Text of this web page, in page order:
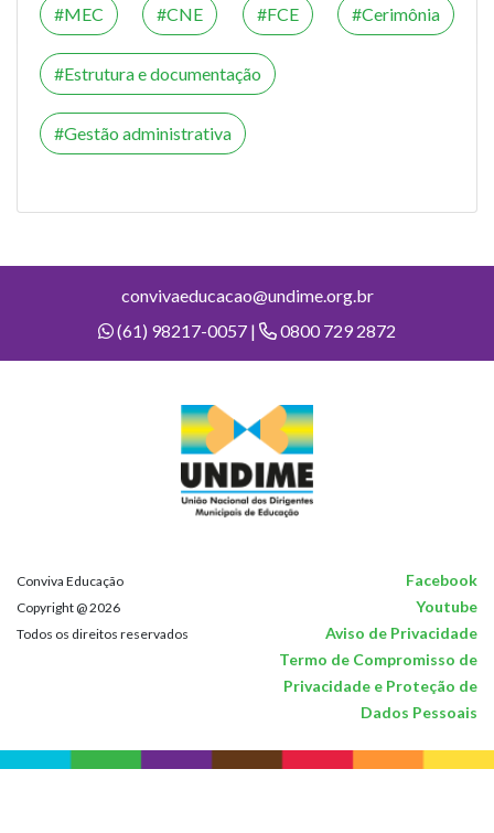
MEC CNE FCE Cerimônia
Estrutura e documentação
Gestão administrativa
convivaeducacao@undime.org.br
(61) 98217-0057 |
0800 729 2872
Conviva Educação Facebook
Copyright @ 2026 Youtube
Todos os direitos reservados
Aviso de Privacidade
Termo de Compromisso de
Privacidade e Proteção de
Dados Pessoais